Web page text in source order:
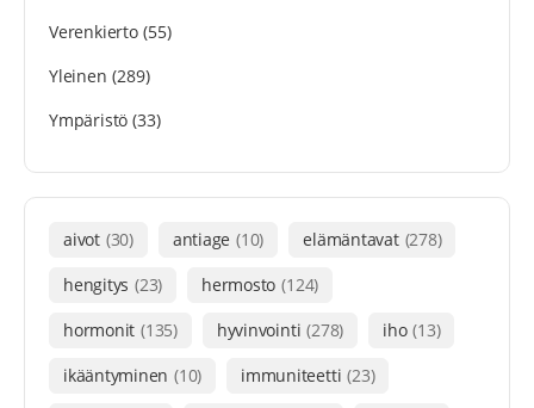
Verenkierto(55)
Yleinen (289)
Ympäristö (33)
aivot (30) antiage (10) elämäntavat (278)
hengitys (23) hermosto (124)
hormonit (135) hyvinvointi (278) iho (13)
ikääntyminen (10) immuniteetti (23)